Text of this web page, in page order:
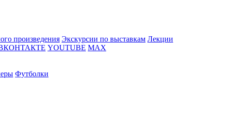
произведения Экскурсии по выставкам Лекции
YOUTUBE MAX
Футболки